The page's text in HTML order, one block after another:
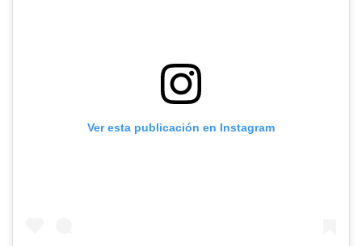
Ver esta publicación en Instagram